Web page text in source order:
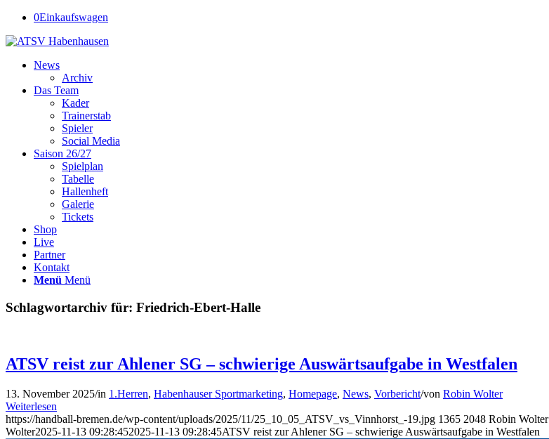
0Einkaufswagen
News
Archiv
Das Team
Kader
Trainerstab
Spieler
Social Media
Saison 26/27
Spielplan
Tabelle
Hallenheft
Galerie
Tickets
Shop
Live
Partner
Kontakt
Menü Menü
Schlagwortarchiv für: Friedrich-Ebert-Halle
ATSV reist zur Ahlener SG – schwierige Auswärtsaufgabe in Westfalen
13. November 2025/in 1.Herren, Habenhauser Sportmarketing, Homepage, News, Vorbericht/von Robin Wolter
Weiterlesen
https://handball-bremen.de/wp-content/uploads/2025/11/25_10_05_ATSV_vs_Vinnhorst_-19.jpg 1365 2048 Robin Wolter
Wolter2025-11-13 09:28:452025-11-13 09:28:45ATSV reist zur Ahlener SG – schwierige Auswärtsaufgabe in Westfalen